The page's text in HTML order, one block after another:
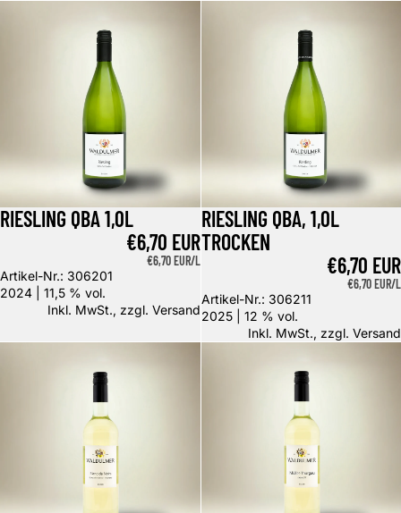
RIESLING QBA 1,0L
€6,70 EUR
GRUNDPREIS
€6,70 EUR/L
Artikel-Nr.: 306201
2024 | 11,5 % vol.
Inkl. MwSt., zzgl. Versand
RIESLING QBA, 1,0L
TROCKEN
€6,70 EUR
GRUNDPREIS
€6,70 EUR/L
Artikel-Nr.: 306211
2025 | 12 % vol.
Inkl. MwSt., zzgl. Versand